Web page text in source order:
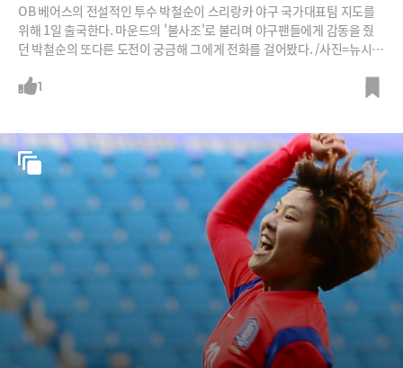
OB 베어스의 전설적인 투수 박철순이 스리랑카 야구 국가대표팀 지도를
위해 1일 출국한다. 마운드의 '불사조'로 불리며 야구팬들에게 감동을 줬
던 박철순의 또다른 도전이 궁금해 그에게 전화를 걸어봤다. /사진=뉴시
1